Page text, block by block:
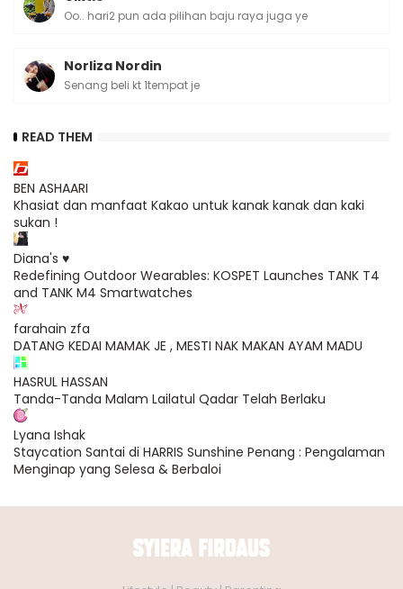
Oo.. hari2 pun ada pilihan baju raya juga ye
Norliza Nordin
Senang beli kt 1tempat je
READ THEM
BEN ASHAARI
Khasiat dan manfaat Kakao untuk kanak kanak dan kaki
sukan !
Diana's ♥
Redefining Outdoor Wearables: KOSPET Launches TANK T4
and TANK M4 Smartwatches
farahain zfa
DATANG KEDAI MAMAK JE , MESTI NAK MAKAN AYAM MADU
HASRUL HASSAN
Tanda-Tanda Malam Lailatul Qadar Telah Berlaku
Lyana Ishak
Staycation Santai di HARRIS Sunshine Penang : Pengalaman
Menginap yang Selesa & Berbaloi